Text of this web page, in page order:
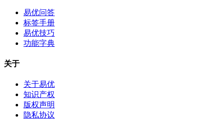
易优问答
标签手册
易优技巧
功能字典
关于
关于易优
知识产权
版权声明
隐私协议